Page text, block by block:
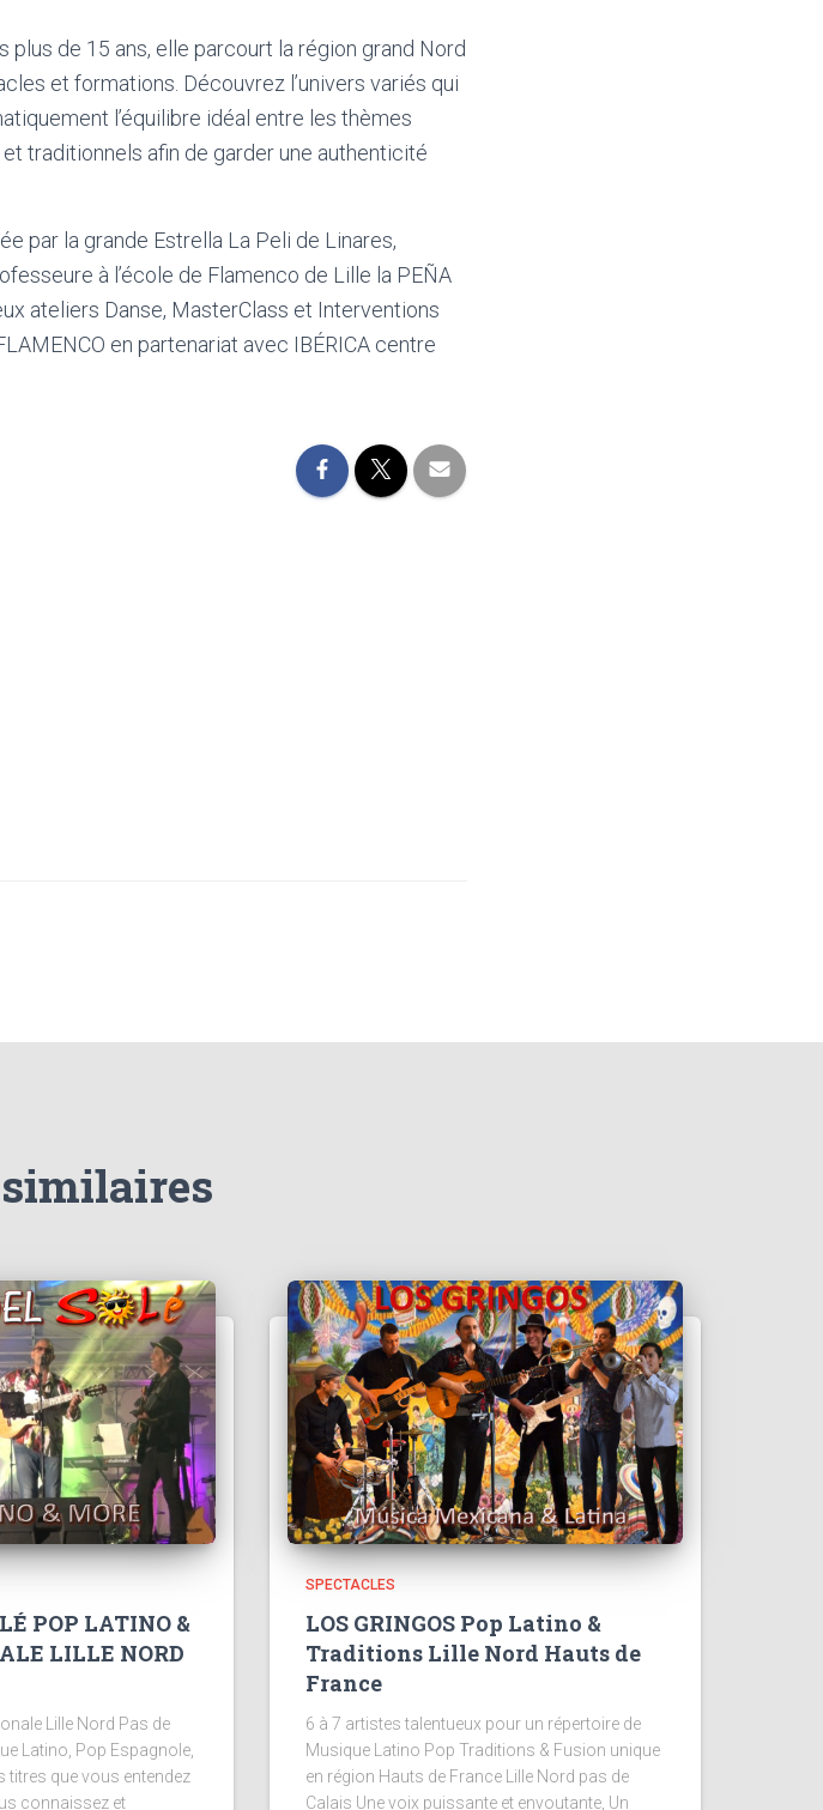
plus de 15 ans, elle parcourt la région grand Nord
et formations. Découvrez l’univers variés qui
l’équilibre idéal entre les thèmes
traditionnels afin de garder une authenticité
par la grande Estrella La Peli de Linares,
à l’école de Flamenco de Lille la PEÑA
ateliers Danse, MasterClass et Interventions
en partenariat avec IBÉRICA centre
POP LATINO &
LILLE NORD
Lille Nord Pas de
Latino, Pop Espagnole,
titres que vous entendez
connaissez et
SPECTACLES
LOS GRINGOS Pop Latino &
Traditions Lille Nord Hauts de
France
6 à 7 artistes talentueux pour un répertoire de
Musique Latino Pop Traditions & Fusion unique
en région Hauts de France Lille Nord pas de
Calais Une voix puissante et envoutante, Un